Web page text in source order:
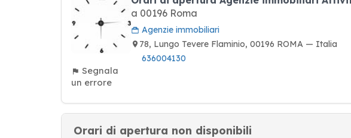
Segnala
un errore
a 00196 Roma
Agenzie immobiliari
78, Lungo Tevere Flaminio, 00196 ROMA — Italia
636004130
Orari di apertura non disponibili